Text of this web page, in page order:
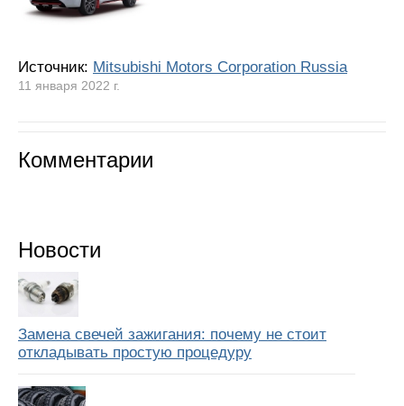
Источник: Mitsubishi Motors Corporation Russia
11 января 2022 г.
Комментарии
Новости
Замена свечей зажигания: почему не стоит
откладывать простую процедуру